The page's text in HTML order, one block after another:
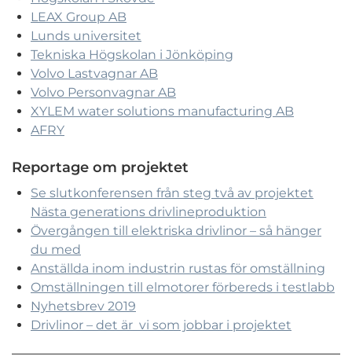
LEAX Group AB
Lunds universitet
Tekniska Högskolan i Jönköping
Volvo Lastvagnar AB
Volvo Personvagnar AB
XYLEM water solutions manufacturing AB
AFRY
Reportage om projektet
Se slutkonferensen från steg två av projektet
Nästa generations drivlineproduktion
Övergången till elektriska drivlinor – så hänger
du med
Anställda inom industrin rustas för omställning
Omställningen till elmotorer förbereds i testlabb
Nyhetsbrev 2019
Drivlinor – det är vi som jobbar i projektet